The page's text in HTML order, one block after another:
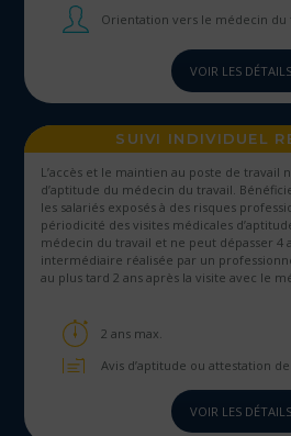
Orientation vers le médecin du
VOIR LES DÉTAILS
SUIVI INDIVIDUEL
L’accès et le maintien au poste de travail
d’aptitude du médecin du travail.
les salariés exposés à des risques
périodicité des visites médicales
médecin du travail et ne peut dépasser 4
intermédiaire réalisée par un
au plus tard 2 ans après la visite avec le
2 ans max.
Avis d’aptitude ou attestation
VOIR LES DÉTAILS